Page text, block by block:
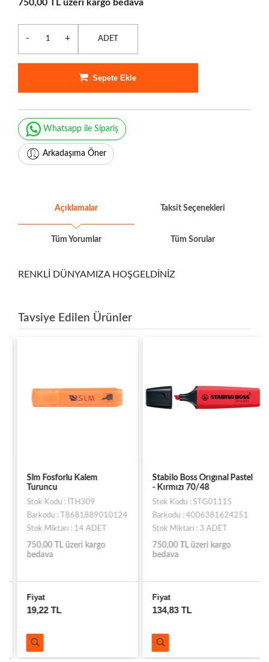
750,00 TL üzeri kargo bedava
- + ADET
Sepete Ekle
Whatsapp ile Sipariş
Arkadaşıma Öner
Açıklamalar Taksit Seçenekleri
Tüm Yorumlar Tüm Sorular
RENKLİ DÜNYAMIZA HOŞGELDİNİZ
Tavsiye Edilen Ürünler
Slm Fosforlu Kalem
Turuncu
Stok Kodu : İTH309
Barkodu : T8681889010124
Stok Miktarı : 14 ADET
750,00 TL üzeri kargo
bedava
Fiyat
19,22 TL
Stabilo Boss Orıgınal Pastel
- Kırmızı 70/48
Stok Kodu : STG01115
Barkodu : 4006381624251
Stok Miktarı : 3 ADET
750,00 TL üzeri kargo
bedava
Fiyat
134,83 TL